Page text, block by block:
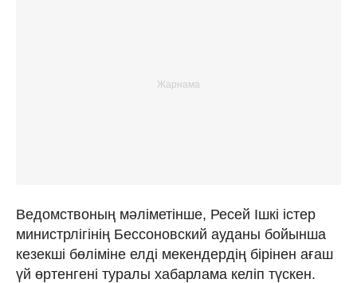
Ведомствоның мәліметінше, Ресей Ішкі істер
министрлігінің Бессоновский ауданы бойынша
кезекші бөліміне елді мекендердің бірінен ағаш
үй өртенгені туралы хабарлама келіп түскен.